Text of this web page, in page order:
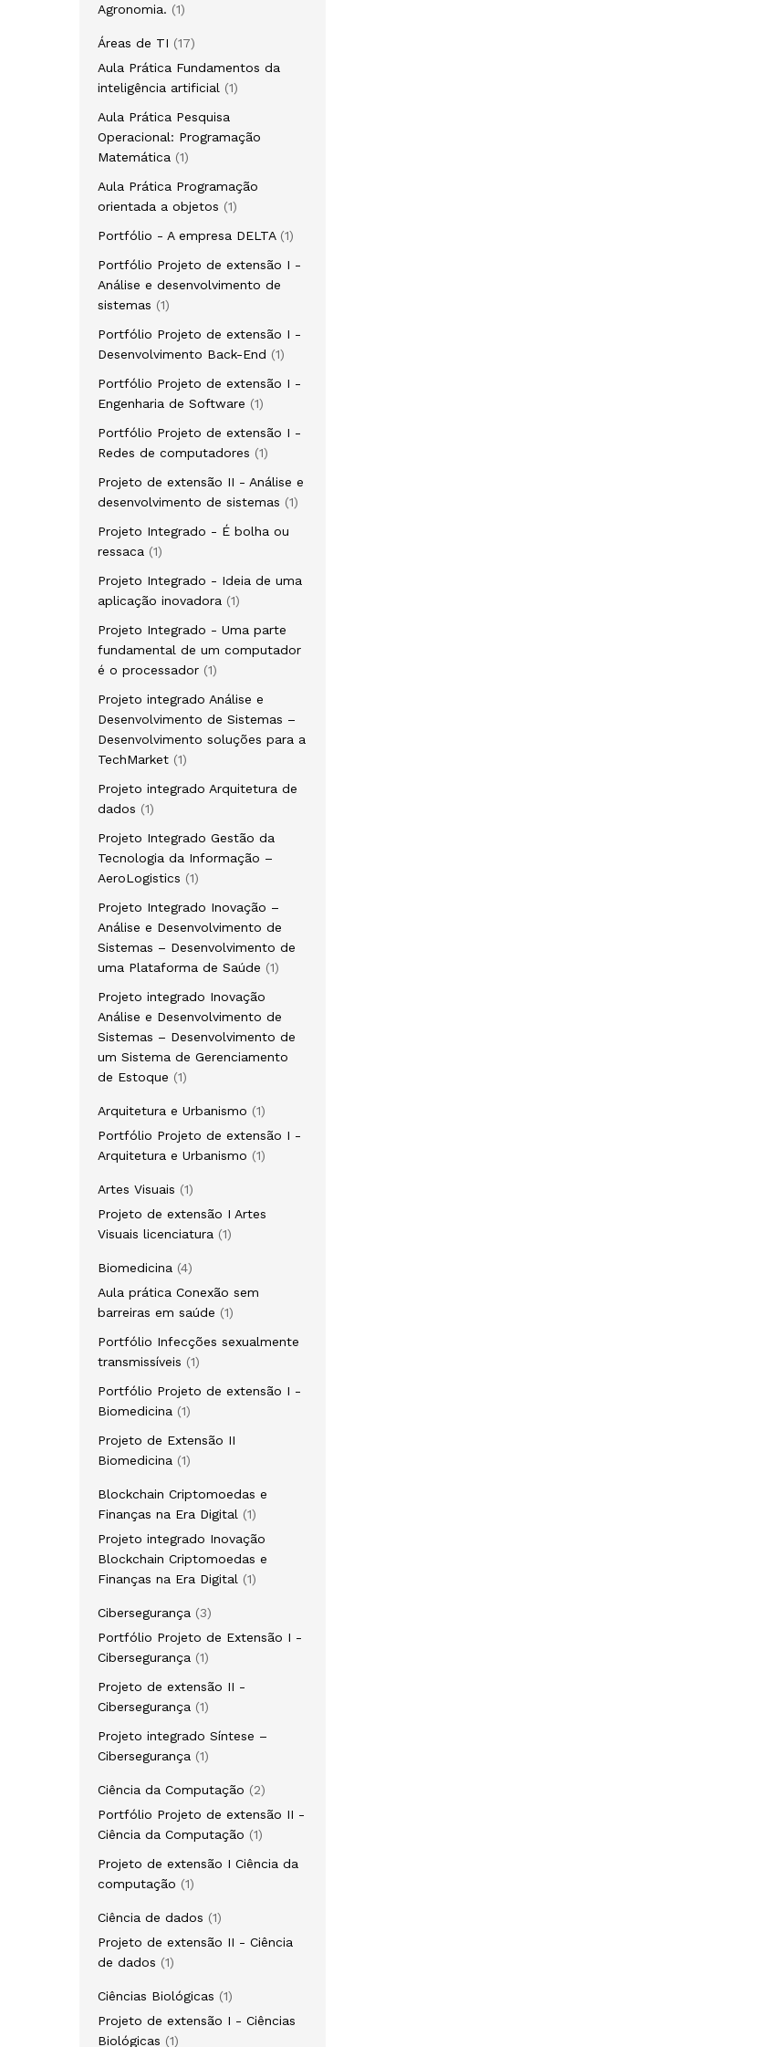
Agronomia.
11
Áreas de TI
1717
produtos
Aula Prática Fundamentos da
inteligência artificial
11
Aula Prática Pesquisa
Operacional: Programação
Matemática
11
Aula Prática Programação
orientada a objetos
11
Portfólio - A empresa DELTA 11
Portfólio Projeto de extensão I -
Análise e desenvolvimento de
sistemas
11
Portfólio Projeto de extensão I -
Desenvolvimento Back-End
11
Portfólio Projeto de extensão I -
Engenharia de Software
11
Portfólio Projeto de extensão I -
Redes de computadores
11
Projeto de extensão II - Análise e
desenvolvimento de sistemas
11
Projeto Integrado - É bolha ou
ressaca
11
Projeto Integrado - Ideia de uma
aplicação inovadora
11
Projeto Integrado - Uma parte
fundamental de um computador
é o processador
11
Projeto integrado Análise e
Desenvolvimento de Sistemas –
Desenvolvimento soluções para a
TechMarket
11
Projeto integrado Arquitetura de
dados
11
Projeto Integrado Gestão da
Tecnologia da Informação –
AeroLogistics
11
Projeto Integrado Inovação –
Análise e Desenvolvimento de
Sistemas – Desenvolvimento de
uma Plataforma de Saúde
11
Projeto integrado Inovação
Análise e Desenvolvimento de
Sistemas – Desenvolvimento de
um Sistema de Gerenciamento
de Estoque
11
Arquitetura e Urbanismo
11
produto
Portfólio Projeto de extensão I -
Arquitetura e Urbanismo
11
Artes Visuais
11
produto
Projeto de extensão I Artes
Visuais licenciatura
11
Biomedicina
44
produtos
Aula prática Conexão sem
barreiras em saúde
11
Portfólio Infecções sexualmente
transmissíveis
11
Portfólio Projeto de extensão I -
Biomedicina
11
Projeto de Extensão II
Biomedicina
11
Blockchain Criptomoedas e
Finanças na Era Digital
11
produto
Projeto integrado Inovação
Blockchain Criptomoedas e
Finanças na Era Digital
11
Cibersegurança
33
produtos
Portfólio Projeto de Extensão I -
Cibersegurança
11
Projeto de extensão II -
Cibersegurança
11
Projeto integrado Síntese –
Cibersegurança
11
Ciência da Computação
22
produtos
Portfólio Projeto de extensão II -
Ciência da Computação
11
Projeto de extensão I Ciência da
computação
11
Ciência de dados
11
produto
Projeto de extensão II - Ciência
de dados
11
Ciências Biológicas
11
produto
Projeto de extensão I - Ciências
Biológicas
11